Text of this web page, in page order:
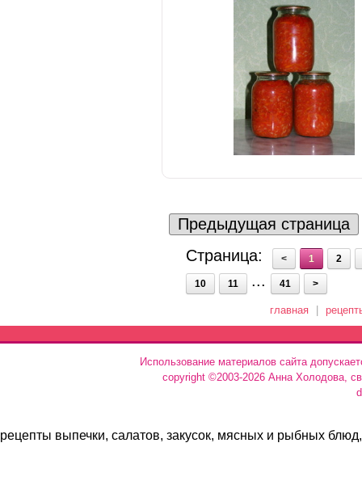
Предыдущая страница
Страница:
< 1 2
10 11 ... 41 >
главная
Использование материалов сайта
copyright ©2003-2026 Анна Холодова,
рецепты выпечки, салатов, закусок, мясных и рыбных